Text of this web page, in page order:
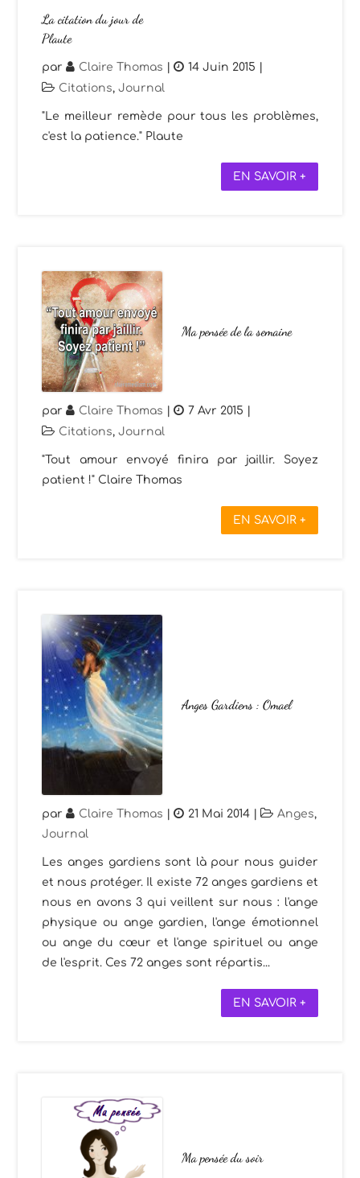
La citation du jour de
Plaute
par Claire Thomas | 14 Juin 2015 |
Citations,Journal
"Le meilleur remède pour tous les problèmes,
c'est la patience." Plaute
EN SAVOIR +
Ma pensée de la semaine
par Claire Thomas | 7 Avr 2015 |
Citations,Journal
"Tout amour envoyé finira par jaillir. Soyez
patient !" Claire Thomas
EN SAVOIR +
Anges Gardiens : Omael
par Claire Thomas | 21 Mai 2014 | Anges,
Journal
Les anges gardiens sont là pour nous guider
et nous protéger. Il existe 72 anges gardiens et
nous en avons 3 qui veillent sur nous : l'ange
physique ou ange gardien, l'ange émotionnel
ou ange du cœur et l'ange spirituel ou ange
de l'esprit. Ces 72 anges sont répartis...
EN SAVOIR +
Ma pensée du soir